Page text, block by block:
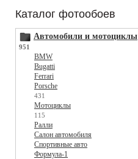
Каталог фотообоев
Автомобили и мотоциклы
951
BMW
Bugatti
Ferrari
Porsche
431
Мотоциклы
115
Ралли
Салон автомобиля
Спортивные авто
Формула-1